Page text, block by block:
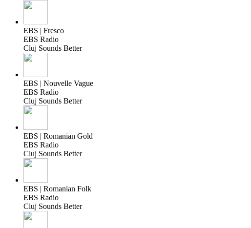
EBS | Fresco
EBS Radio
Cluj Sounds Better
EBS | Nouvelle Vague
EBS Radio
Cluj Sounds Better
EBS | Romanian Gold
EBS Radio
Cluj Sounds Better
EBS | Romanian Folk
EBS Radio
Cluj Sounds Better